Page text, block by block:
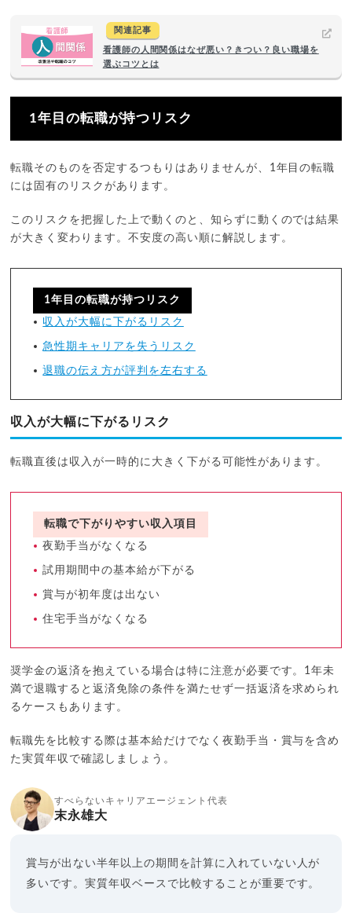
関連記事
看護師の人間関係はなぜ悪い？きつい？良い職場を
選ぶコツとは
1年目の転職が持つリスク
転職そのものを否定するつもりはありませんが、1年目の転職
には固有のリスクがあります。
このリスクを把握した上で動くのと、知らずに動くのでは結果
が大きく変わります。不安度の高い順に解説します。
1年目の転職が持つリスク
収入が大幅に下がるリスク
急性期キャリアを失うリスク
退職の伝え方が評判を左右する
収入が大幅に下がるリスク
転職直後は収入が一時的に大きく下がる可能性があります。
転職で下がりやすい収入項目
夜勤手当がなくなる
試用期間中の基本給が下がる
賞与が初年度は出ない
住宅手当がなくなる
奨学金の返済を抱えている場合は特に注意が必要です。1年未
満で退職すると返済免除の条件を満たせず一括返済を求められ
るケースもあります。
転職先を比較する際は基本給だけでなく夜勤手当・賞与を含め
た実質年収で確認しましょう。
すべらないキャリアエージェント代表
末永雄大
賞与が出ない半年以上の期間を計算に入れていない人が
多いです。実質年収ベースで比較することが重要です。